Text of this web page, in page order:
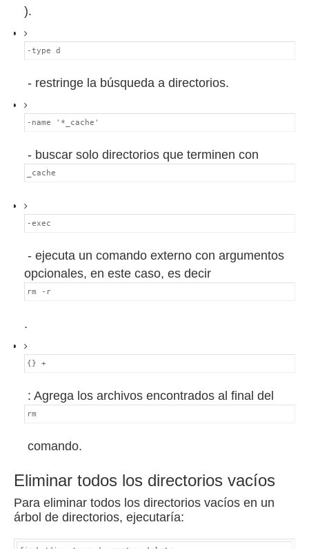
).
-type d
- restringe la búsqueda a directorios.
-name '*_cache'
- buscar solo directorios que terminen con
_cache
-exec
- ejecuta un comando externo con argumentos
opcionales, en este caso, es decir
rm -r
.
{} +
: Agrega los archivos encontrados al final del
rm
comando.
Eliminar todos los directorios vacíos
Para eliminar todos los directorios vacíos en un
árbol de directorios, ejecutaría: